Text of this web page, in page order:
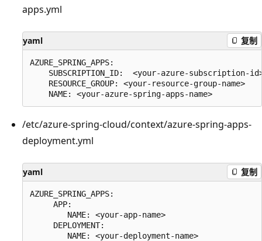
apps.yml
yaml 复制
AZURE_SPRING_APPS:
SUBSCRIPTION_ID:  <your-azure-subscription-
    RESOURCE_GROUP: <your-resource-group-name>
/etc/azure-spring-cloud/context/azure-spring-apps-
deployment.yml
yaml 复制
AZURE_SPRING_APPS:
     APP:
        NAME: <your-app-name>
     DEPLOYMENT:
        NAME: <your-deployment-name>